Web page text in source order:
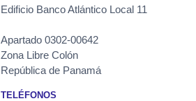
Edificio Banco Atlántico Local 11
Apartado 0302-00642
Zona Libre Colón
República de Panamá
TELÉFONOS